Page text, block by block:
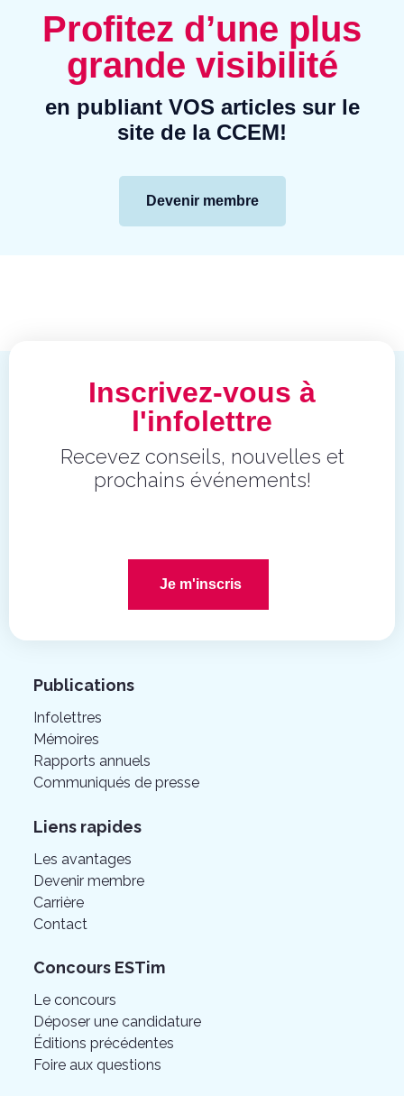
Profitez d’une plus
grande visibilité
en publiant VOS articles sur le
site de la CCEM!
Devenir membre
Inscrivez-vous à
l'infolettre
Recevez conseils, nouvelles et
prochains événements!
Je m'inscris
Publications
Infolettres
Mémoires
Rapports annuels
Communiqués de presse
Liens rapides
Les avantages
Devenir membre
Carrière
Contact
Concours ESTim
Le concours
Déposer une candidature
Éditions précédentes
Foire aux questions